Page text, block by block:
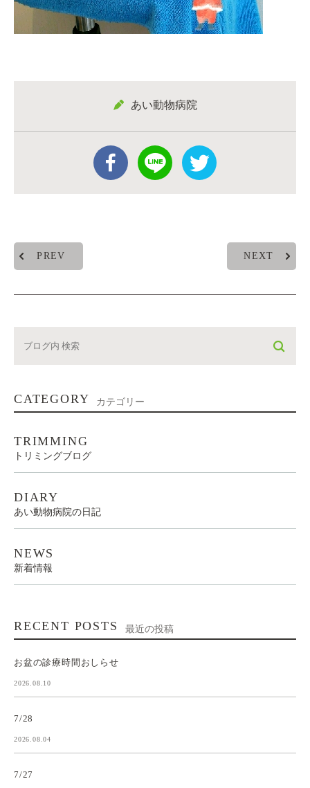
あい動物病院
PREV NEXT
CATEGORY カテゴリー
TRIMMING
トリミングブログ
DIARY
あい動物病院の日記
NEWS
新着情報
RECENT POSTS 最近の投稿
お盆の診療時間おしらせ
2026.08.10
7/28
2026.08.04
7/27